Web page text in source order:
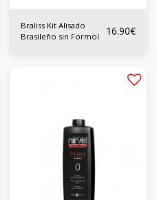
Braliss Kit Alisado
Brasileño sin Formol
16.90€